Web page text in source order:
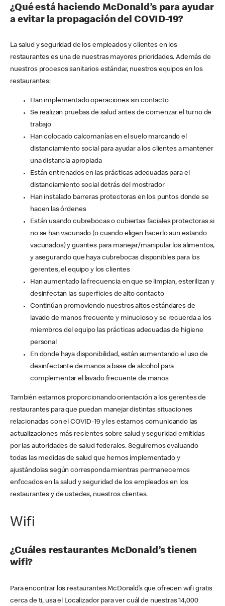
¿Qué está haciendo McDonald’s para ayudar
a evitar la propagación del COVID-19?
La salud y seguridad de los empleados y clientes en los
restaurantes es una de nuestras mayores prioridades. Además de
nuestros procesos sanitarios estándar, nuestros equipos en los
restaurantes:
Han implementado operaciones sin contacto
Se realizan pruebas de salud antes de comenzar el turno de
trabajo
Han colocado calcomanías en el suelo marcando el
distanciamiento social para ayudar a los clientes a mantener
una distancia apropiada
Están entrenados en las prácticas adecuadas para el
distanciamiento social detrás del mostrador
Han instalado barreras protectoras en los puntos donde se
hacen las órdenes
Están usando cubrebocas o cubiertas faciales protectoras si
no se han vacunado (o cuando eligen hacerlo aun estando
vacunados) y guantes para manejar/manipular los alimentos,
y asegurando que haya cubrebocas disponibles para los
gerentes, el equipo y los clientes
Han aumentado la frecuencia en que se limpian, esterilizan y
desinfectan las superficies de alto contacto
Continúan promoviendo nuestros altos estándares de
lavado de manos frecuente y minucioso y se recuerda a los
miembros del equipo las prácticas adecuadas de higiene
personal
En donde haya disponibilidad, están aumentando el uso de
desinfectante de manos a base de alcohol para
complementar el lavado frecuente de manos
También estamos proporcionando orientación a los gerentes de
restaurantes para que puedan manejar distintas situaciones
relacionadas con el COVID-19 y les estamos comunicando las
actualizaciones más recientes sobre salud y seguridad emitidas
por las autoridades de salud federales. Seguiremos evaluando
todas las medidas de salud que hemos implementado y
ajustándolas según corresponda mientras permanecemos
enfocados en la salud y seguridad de los empleados en los
restaurantes y de ustedes, nuestros clientes.
Wifi
¿Cuáles restaurantes McDonald’s tienen
wifi?
Para encontrar los restaurantes McDonald’s que ofrecen wifi gratis
cerca de ti, usa el Localizador para ver cuál de nuestras 14,000